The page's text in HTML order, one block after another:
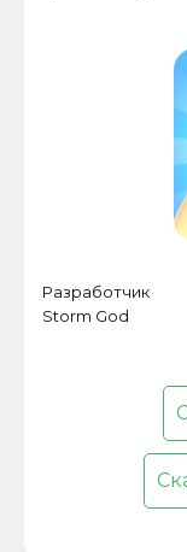
Разработчик
Storm God